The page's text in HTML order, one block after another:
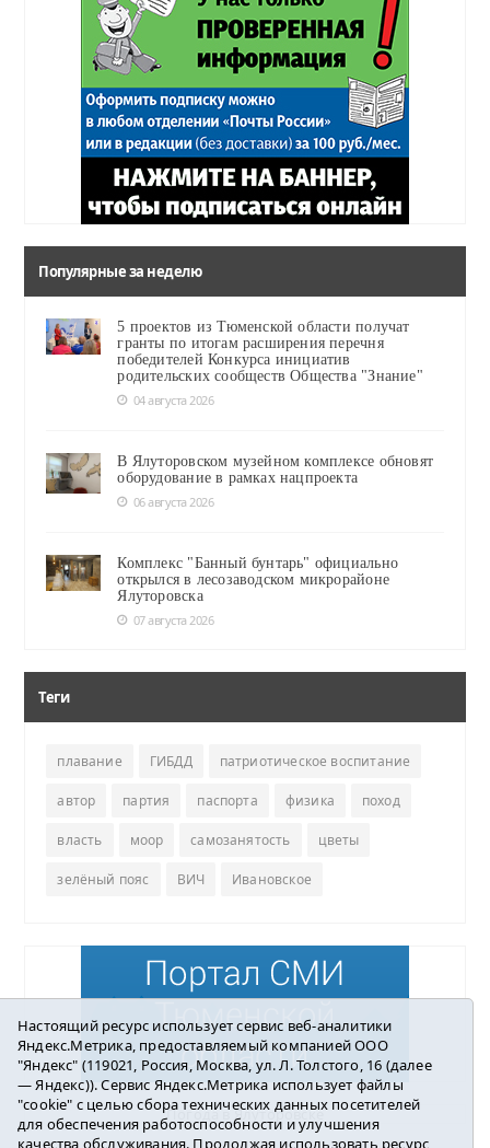
Популярные за неделю
5 проектов из Тюменской области получат
гранты по итогам расширения перечня
победителей Конкурса инициатив
родительских сообществ Общества "Знание"
04 августа 2026
В Ялуторовском музейном комплексе обновят
оборудование в рамках нацпроекта
06 августа 2026
Комплекс "Банный бунтарь" официально
открылся в лесозаводском микрорайоне
Ялуторовска
07 августа 2026
Теги
плавание ГИБДД патриотическое воспитание
автор партия паспорта физика поход
власть моор самозанятость цветы
зелёный пояс ВИЧ Ивановское
Погода в Ялуторовске
Настоящий ресурс использует сервис веб-аналитики
Яндекс.Метрика, предоставляемый компанией ООО
"Яндекс" (119021, Россия, Москва, ул. Л. Толстого, 16 (далее
— Яндекс)). Сервис Яндекс.Метрика использует файлы
"cookie" с целью сбора технических данных посетителей
для обеспечения работоспособности и улучшения
качества обслуживания. Продолжая использовать ресурс,